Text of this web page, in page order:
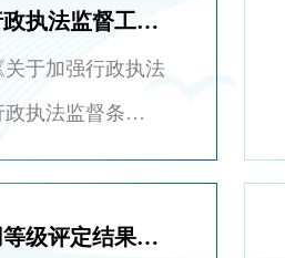
关于印发《2026年度溧阳市交通运输行政执法监督工作计划》的通知
于加强行政执法
执法监督条
督工作计划》、
2025年度溧阳市道路水路运输行业信用等级评定结果公示